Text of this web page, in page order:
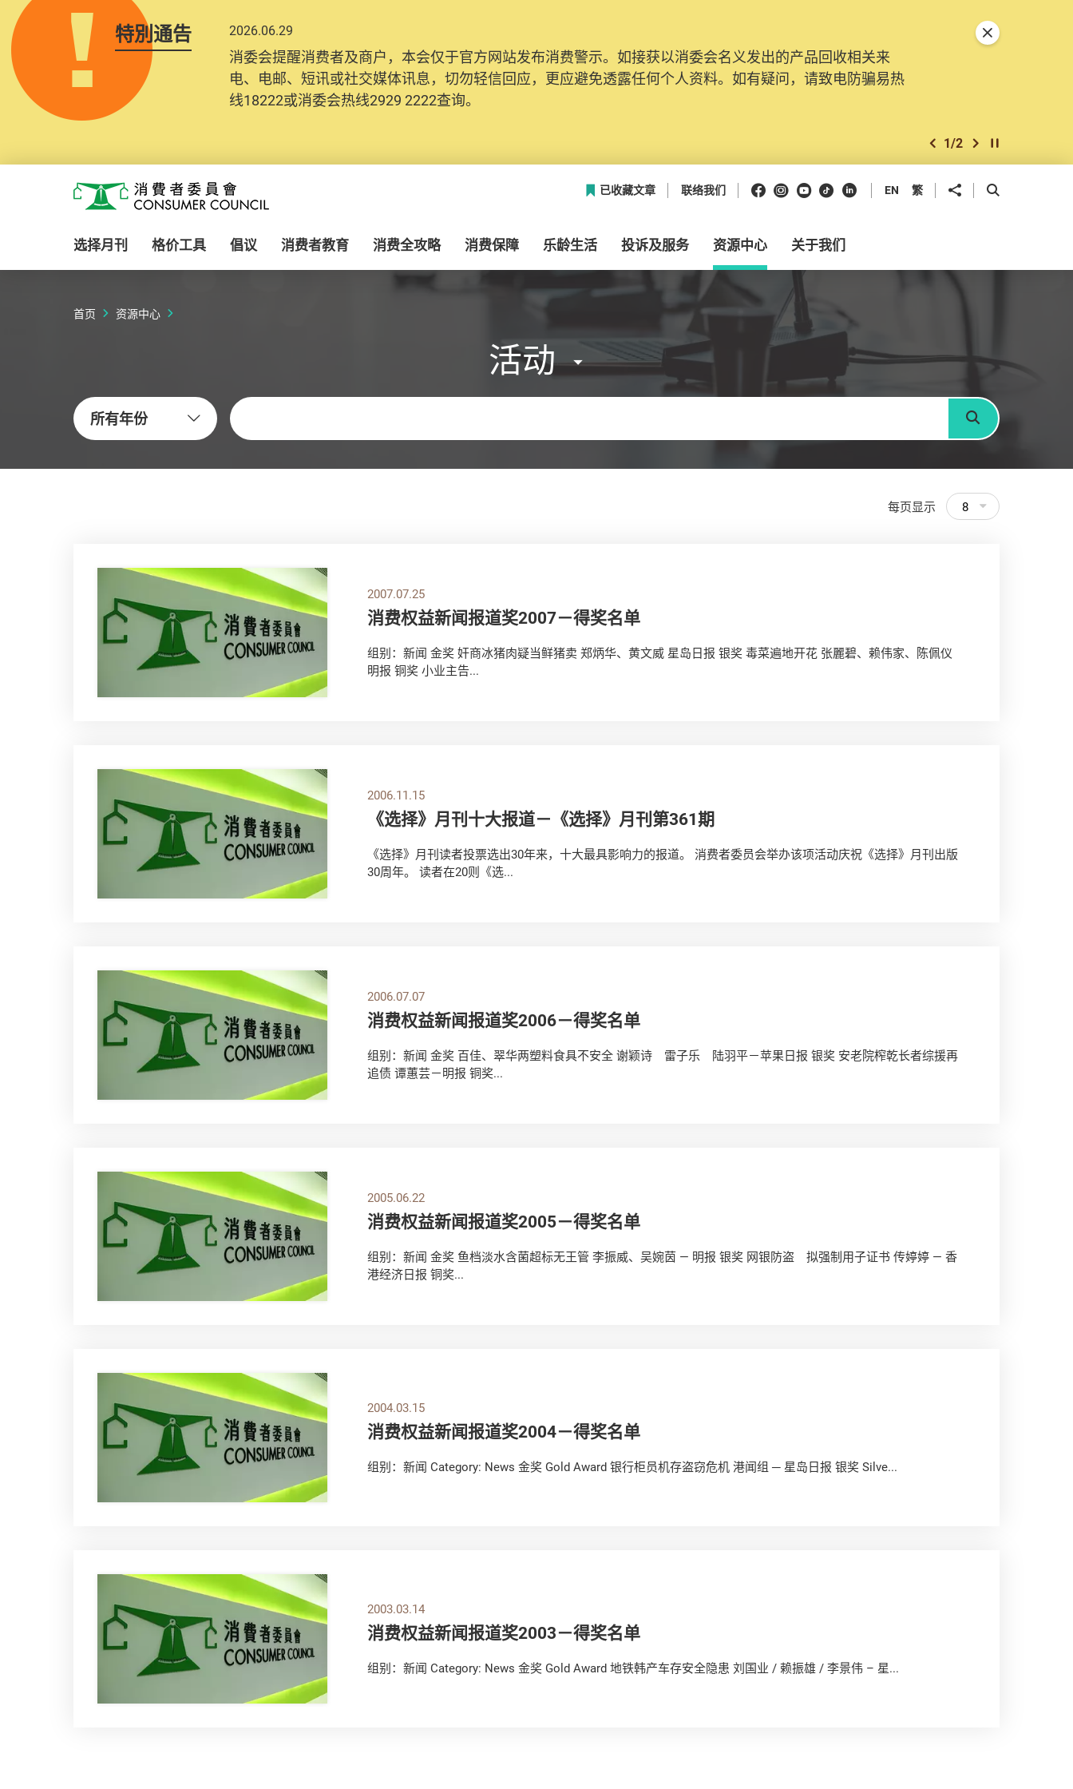
特別通告 2026.06.29
消委会提醒消费者及商户，本会仅于官方网站发布消费警示。如接获以消委会名义发出的产品回收相关来
电、电邮、短讯或社交媒体讯息，切勿轻信回应，更应避免透露任何个人资料。如有疑问，请致电防骗易热
线18222或消委会热线2929 2222查询。
上一个
1/2 下一个开始/暂停幻灯
关闭特別通告
消费者委员会
已收藏文章 联络我们 Facebook
Instagram
Youtube
抖音领英 EN 繁 分享到 开启搜寻框
选择月刊 格价工具 倡议 消费者教育 消费全攻略 消费保障 乐龄生活 投诉及服务 资源中心 关于我们
首页 资源中心
活动
所有年份
关键字
搜寻
每页显示 8
2007.07.25
消费权益新闻报道奖2007－得奖名单
组别：新闻 金奖 奸商冰猪肉疑当鲜猪卖 郑炳华、黄文威 星岛日报 银奖 毒菜遍地开花 张麗碧、赖伟家、陈佩仪
明报 铜奖 小业主告...
2006.11.15
《选择》月刊十大报道－《选择》月刊第361期
《选择》月刊读者投票选出30年来，十大最具影响力的报道。 消费者委员会举办该项活动庆祝《选择》月刊出版
30周年。 读者在20则《选...
2006.07.07
消费权益新闻报道奖2006－得奖名单
组别：新闻 金奖 百佳、翠华两塑料食具不安全 谢颖诗 雷子乐 陆羽平－苹果日报 银奖 安老院榨乾长者综援再
追债 谭蕙芸－明报 铜奖...
2005.06.22
消费权益新闻报道奖2005－得奖名单
组别：新闻 金奖 鱼档淡水含菌超标无王管 李振威、吴婉茵 — 明报 银奖 网银防盗 拟强制用子证书 传婷婷 — 香
港经济日报 铜奖...
2004.03.15
消费权益新闻报道奖2004－得奖名单
组别：新闻 Category: News 金奖 Gold Award 银行柜员机存盗窃危机 港闻组 ─ 星岛日报 银奖 Silve...
2003.03.14
消费权益新闻报道奖2003－得奖名单
组别：新闻 Category: News 金奖 Gold Award 地铁韩产车存安全隐患 刘国业 / 赖振雄 / 李景伟 – 星...